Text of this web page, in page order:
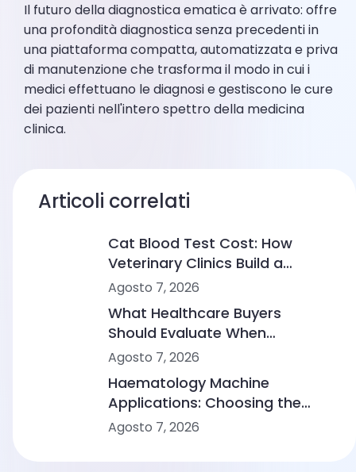
Il futuro della diagnostica ematica è arrivato: offre
una profondità diagnostica senza precedenti in
una piattaforma compatta, automatizzata e priva
di manutenzione che trasforma il modo in cui i
medici effettuano le diagnosi e gestiscono le cure
dei pazienti nell'intero spettro della medicina
clinica.
Articoli correlati
Cat Blood Test Cost: How
Veterinary Clinics Build a
Sustainable Diagnostic Service
Agosto 7, 2026
What Healthcare Buyers
Should Evaluate When
Comparing Point-of-Care
Agosto 7, 2026
Haematology Machine
Applications: Choosing the
Right Solution From Small
Agosto 7, 2026